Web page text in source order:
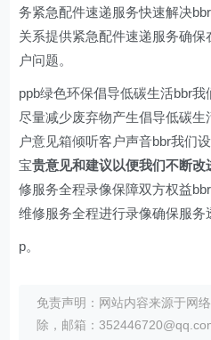
务紧急配件速递服务快速解决
关系提供紧急配件速递服务确
户问题。
ppb绿色环保倡导低碳生活bbr
尽量减少废弃物产生倡导低碳
户意见箱倾听客户声音bbr我们
宝贵意见和建议以便我们不断改
修服务全程录像保障双方权益
维修服务全程进行录像确保服务
p。
免责声明：网站内容来源于网
除，邮箱：